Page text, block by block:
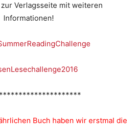
Verlagsseite mit weiteren
Informationen!
Buch haben wir erstmal die